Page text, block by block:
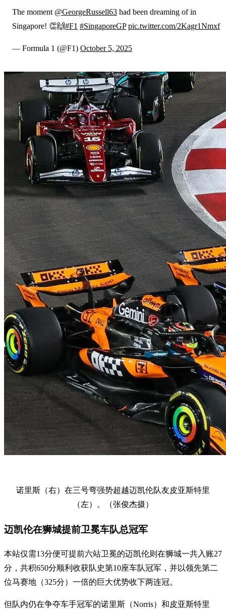
The moment @GeorgeRussell63 had been dreaming of in
Singapore! 👏🙌#F1 #SingaporeGP pic.twitter.com/2Kagr1Nmxf
— Formula 1 (@F1) October 5, 2025
诺里斯（右）在三号弯强势超越迈凯伦队友皮亚斯特里
（左）。（张俊杰摄）
迈凯伦在狮城提前卫冕车队总冠军
本站仅需13分便可提前六站卫冕的迈凯伦则在狮城一共入账27
分，共积650分顺利收获队史第10座车队冠军，并以领先第二
位马赛地（325分）一倍的巨大优势收下两连冠。
但队内仍在争夺车手冠军的诺里斯（Norris）和皮亚斯特里